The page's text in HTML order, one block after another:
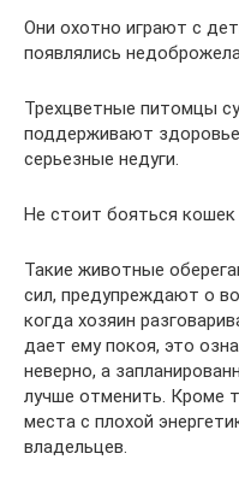
Они охотно играют с
появлялись
Трехцветные питомцы
поддерживают
серьезные недуги.
Не стоит бояться кошек
Такие животные
сил, предупреждают о
когда хозяин
дает ему покоя, это
неверно, а
лучше отменить. Кроме
места с плохой
владельцев.